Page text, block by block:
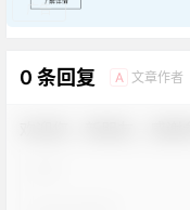
广告
0 条回复 A 文章作者